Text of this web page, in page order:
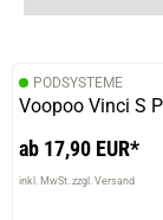
PODSYSTEME
Voopoo Vinci S
ab 17,90 EUR*
inkl. MwSt. zzgl. Versand